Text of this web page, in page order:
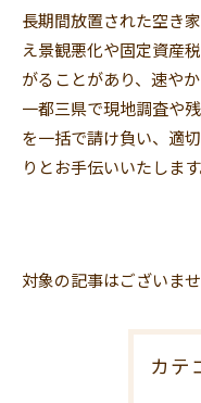
長期間放置された空き
え景観悪化や固定資産
がることがあり、速や
一都三県で現地調査や
を一括で請け負い、適
りとお手伝いいたします
対象の記事はございま
カテ